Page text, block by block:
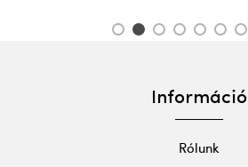
1 2 3 4 5 6 7
Információ
Rólunk